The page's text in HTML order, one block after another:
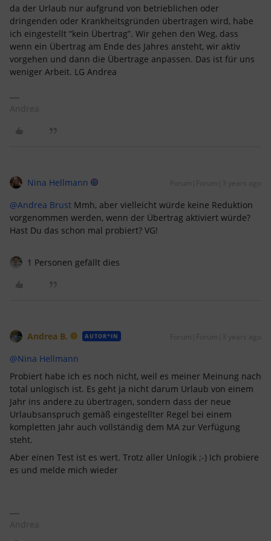
da der Urlaub nur aufgrund von betrieblichen oder
dringenden oder Krankheitsgründen übertragen wird, habe
ich eingestellt “kein Übertrag”. Wir gehen den Weg, dass
wenn ein Übertrag am Ende des Jahres ansteht, wir aktiv
vorgehen und dann die Übertrage anpassen. Das ist für uns
weniger Arbeit. LG Andrea
Andrea
Nina Hellmann Forum|Forum|3 years ago
@Andrea Brust Mmh, aber vielleicht würde keine Reduktion
vorgenommen werden, wenn der Übertrag aktiviert würde?
Hast Du das schon mal probiert? VG!
1 Personen gefällt dies
Andrea B. AUTOR*IN Forum|Forum|3 years ago
@Nina Hellmann
Probiert habe ich es noch nicht, weil es meiner Meinung nach
total unlogisch ist. Es geht ja nicht darum Urlaub von einem
Jahr ins andere zu übertragen, sondern dass der neue
Urlaubsanspruch gemäß eingestellter Regel bei einem
kompletten Jahr auch vollständig dem MA zur Verfügung
steht.
Aber einen Test ist es wert. Trotz aller Unlogik ;-) Ich probiere
es und melde mich wieder
Andrea